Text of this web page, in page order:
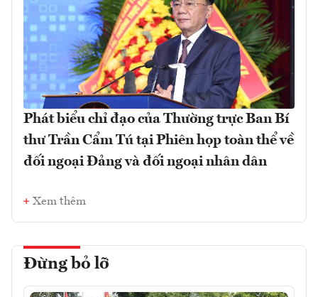
Phát biểu chỉ đạo của Thường trực Ban Bí
thư Trần Cẩm Tú tại Phiên họp toàn thể về
đối ngoại Đảng và đối ngoại nhân dân
Xem thêm
Đừng bỏ lỡ